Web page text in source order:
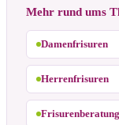
Mehr rund ums
Damenfrisuren
Herrenfrisuren
Frisurenberatung